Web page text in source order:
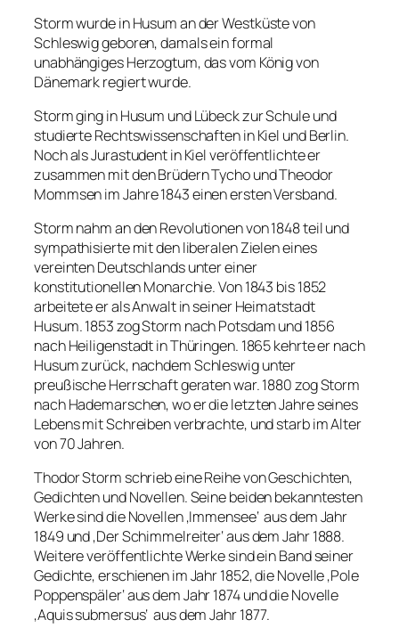
Storm wurde in Husum an der Westküste von
Schleswig geboren, damals ein formal
unabhängiges Herzogtum, das vom König von
Dänemark regiert wurde.
Storm ging in Husum und Lübeck zur Schule und
studierte Rechtswissenschaften in Kiel und Berlin.
Noch als Jurastudent in Kiel veröffentlichte er
zusammen mit den Brüdern Tycho und Theodor
Mommsen im Jahre 1843 einen ersten Versband.
Storm nahm an den Revolutionen von 1848 teil und
sympathisierte mit den liberalen Zielen eines
vereinten Deutschlands unter einer
konstitutionellen Monarchie. Von 1843 bis 1852
arbeitete er als Anwalt in seiner Heimatstadt
Husum. 1853 zog Storm nach Potsdam und 1856
nach Heiligenstadt in Thüringen. 1865 kehrte er nach
Husum zurück, nachdem Schleswig unter
preußische Herrschaft geraten war. 1880 zog Storm
nach Hademarschen, wo er die letzten Jahre seines
Lebens mit Schreiben verbrachte, und starb im Alter
von 70 Jahren.
Thodor Storm schrieb eine Reihe von Geschichten,
Gedichten und Novellen. Seine beiden bekanntesten
Werke sind die Novellen ‚Immensee‘ aus dem Jahr
1849 und ‚Der Schimmelreiter‘ aus dem Jahr 1888.
Weitere veröffentlichte Werke sind ein Band seiner
Gedichte, erschienen im Jahr 1852, die Novelle ‚Pole
Poppenspäler‘ aus dem Jahr 1874 und die Novelle
‚Aquis submersus‘ aus dem Jahr 1877.